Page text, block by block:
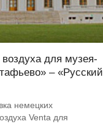
для музея-
– «Русский
немецких
Venta для